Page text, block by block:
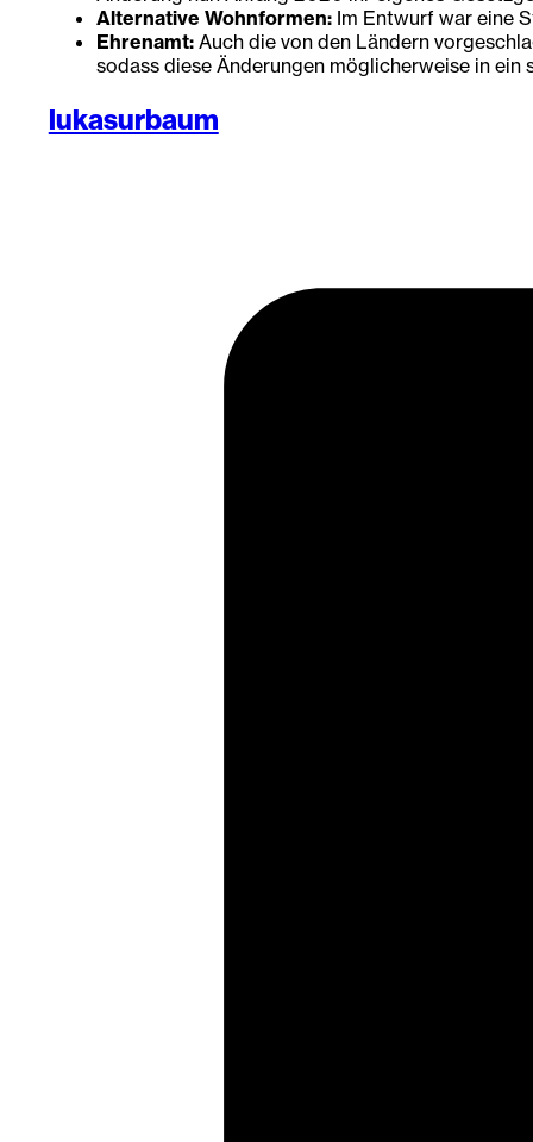
Alternative Wohnformen:Im Entwurf war eine
Ehrenamt:Auch die von den Ländern
sodass diese Änderungen möglicherweise in ein
lukasurbaum